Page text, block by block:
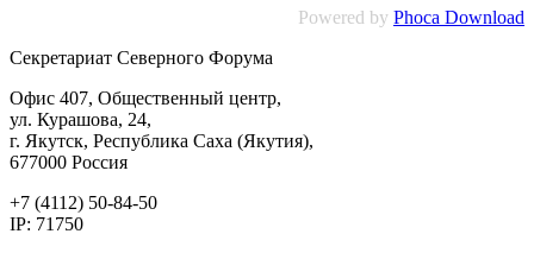
Powered by Phoca Download
Секретариат Северного Форума
Офис 407, Общественный центр,
ул. Курашова, 24,
г. Якутск, Республика Саха (Якутия),
677000 Россия
+7 (4112) 50-84-50
IP: 71750